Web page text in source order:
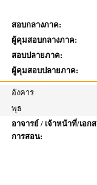
สอบกลางภาค:
ผู้คุมสอบกลางภาค:
สอบปลายภาค:
ผู้คุมสอบปลายภาค:
อังคาร
พุธ
อาจารย์ / เจ้าหน้าที่/เอก
การสอน: